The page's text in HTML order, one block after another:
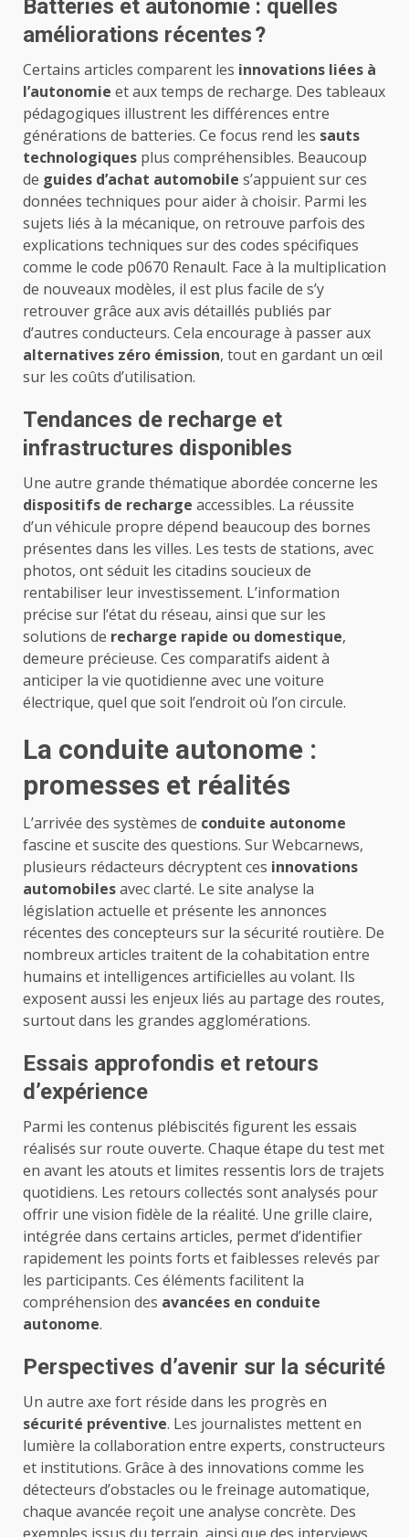
Batteries et autonomie : quelles
améliorations récentes ?
Certains articles comparent les innovations liées à
l’autonomie et aux temps de recharge. Des tableaux
pédagogiques illustrent les différences entre
générations de batteries. Ce focus rend les sauts
technologiques plus compréhensibles. Beaucoup
de guides d’achat automobile s’appuient sur ces
données techniques pour aider à choisir. Parmi les
sujets liés à la mécanique, on retrouve parfois des
explications techniques sur des codes spécifiques
comme le code p0670 Renault. Face à la multiplication
de nouveaux modèles, il est plus facile de s’y
retrouver grâce aux avis détaillés publiés par
d’autres conducteurs. Cela encourage à passer aux
alternatives zéro émission, tout en gardant un œil
sur les coûts d’utilisation.
Tendances de recharge et
infrastructures disponibles
Une autre grande thématique abordée concerne les
dispositifs de recharge accessibles. La réussite
d’un véhicule propre dépend beaucoup des bornes
présentes dans les villes. Les tests de stations, avec
photos, ont séduit les citadins soucieux de
rentabiliser leur investissement. L’information
précise sur l’état du réseau, ainsi que sur les
solutions de recharge rapide ou domestique,
demeure précieuse. Ces comparatifs aident à
anticiper la vie quotidienne avec une voiture
électrique, quel que soit l’endroit où l’on circule.
La conduite autonome :
promesses et réalités
L’arrivée des systèmes de conduite autonome
fascine et suscite des questions. Sur Webcarnews,
plusieurs rédacteurs décryptent ces innovations
automobilesavec clarté. Le site analyse la
législation actuelle et présente les annonces
récentes des concepteurs sur la sécurité routière. De
nombreux articles traitent de la cohabitation entre
humains et intelligences artificielles au volant. Ils
exposent aussi les enjeux liés au partage des routes,
surtout dans les grandes agglomérations.
Essais approfondis et retours
d’expérience
Parmi les contenus plébiscités figurent les essais
réalisés sur route ouverte. Chaque étape du test met
en avant les atouts et limites ressentis lors de trajets
quotidiens. Les retours collectés sont analysés pour
offrir une vision fidèle de la réalité. Une grille claire,
intégrée dans certains articles, permet d’identifier
rapidement les points forts et faiblesses relevés par
les participants. Ces éléments facilitent la
compréhension des avancées en conduite
autonome.
Perspectives d’avenir sur la sécurité
Un autre axe fort réside dans les progrès en
sécurité préventive. Les journalistes mettent en
lumière la collaboration entre experts, constructeurs
et institutions. Grâce à des innovations comme les
détecteurs d’obstacles ou le freinage automatique,
chaque avancée reçoit une analyse concrète. Des